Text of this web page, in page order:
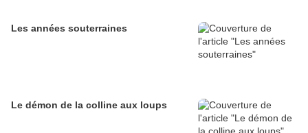
Les années souterraines
Le démon de la colline aux loups